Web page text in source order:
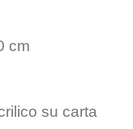
cm
su carta